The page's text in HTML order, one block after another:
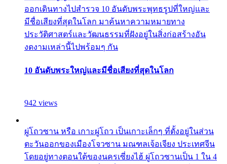
ออกเดินทางไปสำรวจ 10 อันดับพระพุทธรูปที่ใหญ่และ
มีชื่อเสียงที่สุดในโลก มาค้นหาความหมายทาง
ประวัติศาสตร์และวัฒนธรรมที่ฝังอยู่ในสิ่งก่อสร้างอัน
งดงามเหล่านี้ไปพร้อมๆ กัน
10 อันดับพระใหญ่และมีชื่อเสียงที่สุดในโลก
942 views
ผู่โถวซาน หรือ เกาะผู่โถว เป็นเกาะเล็กๆ ที่ตั้งอยู่ในส่วน
ตะวันออกของเมืองโจวซาน มณฑลเจ้อเจียง ประเทศจีน
โดยอยู่ทางตอนใต้ของนครเซี่ยงไฮ้ ผู่โถวซานเป็น 1 ใน 4